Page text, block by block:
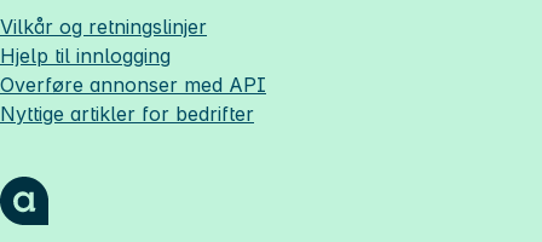
Vilkår og retningslinjer
Hjelp til innlogging
Overføre annonser med API
Nyttige artikler for bedrifter